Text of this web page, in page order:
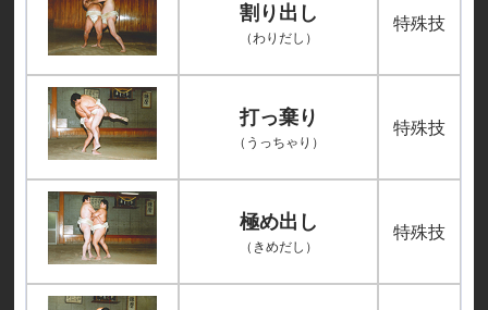
割り出し
（わりだし）
特殊技
打っ棄り
（うっちゃり）
特殊技
極め出し
（きめだし）
特殊技